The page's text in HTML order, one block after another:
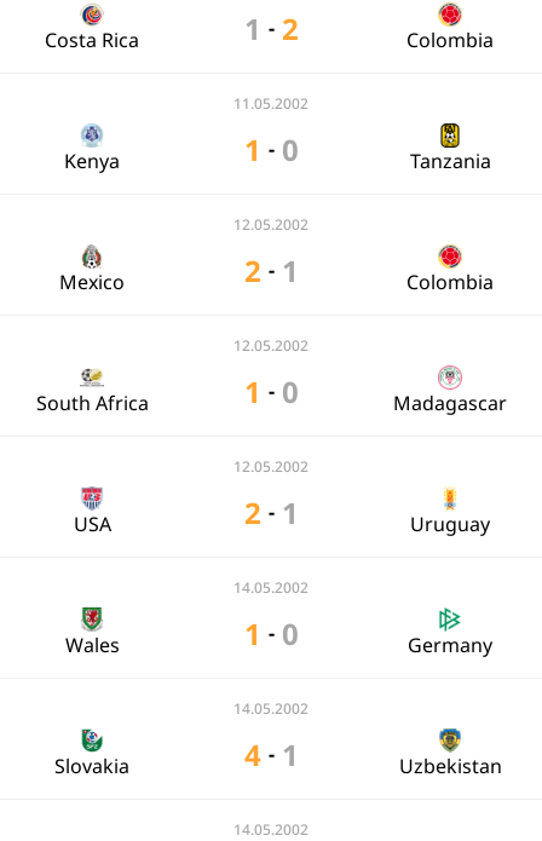
Costa Rica 1 - 2 Colombia
11.05.2002
Kenya 1 - 0 Tanzania
12.05.2002
Mexico 2 - 1 Colombia
12.05.2002
South Africa 1 - 0 Madagascar
12.05.2002
USA 2 - 1 Uruguay
14.05.2002
Wales 1 - 0 Germany
14.05.2002
Slovakia 4 - 1 Uzbekistan
14.05.2002